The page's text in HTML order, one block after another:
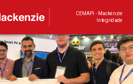
CEMAPI - Mackenzie
Integridade